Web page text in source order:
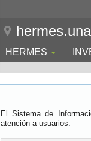
HERMES
El Sistema de
atención a usuarios: